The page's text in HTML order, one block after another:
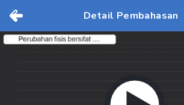
Detail Pembahasan